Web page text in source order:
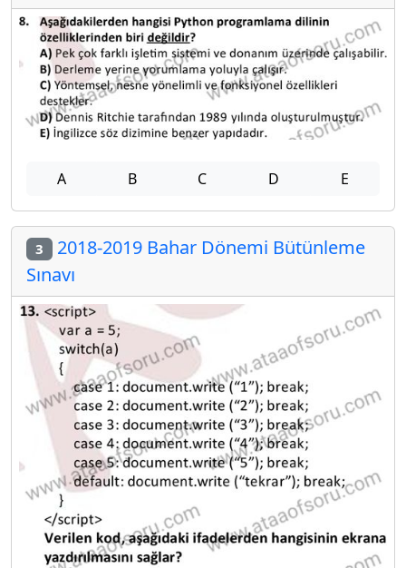
A B C D E
3 2018-2019 Bahar Dönemi Bütünleme
Sınavı